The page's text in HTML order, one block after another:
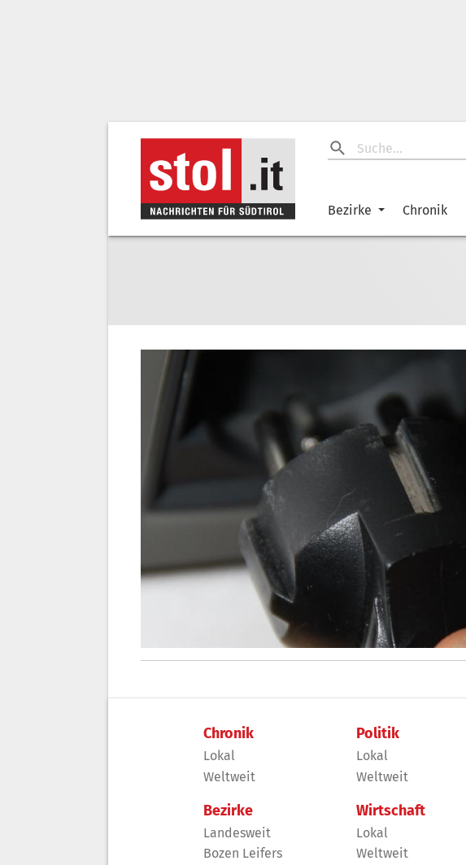
Bezirke Chronik
Chronik
Lokal
Weltweit
Bezirke
Landesweit
Bozen Leifers
Politik
Lokal
Weltweit
Wirtschaft
Lokal
Weltweit